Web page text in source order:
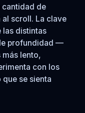
cantidad de
scroll. La clave
las distintas
profundidad —
más lento,
con los
se sienta